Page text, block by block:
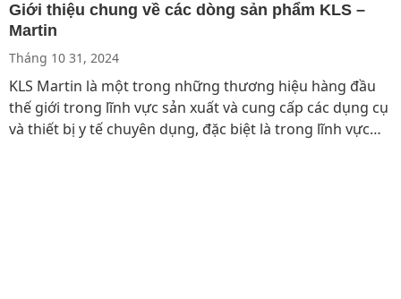
Giới thiệu chung về các dòng sản phẩm KLS –
Martin
Tháng 10 31, 2024
KLS Martin là một trong những thương hiệu hàng đầu
thế giới trong lĩnh vực sản xuất và cung cấp các dụng cụ
và thiết bị y tế chuyên dụng, đặc biệt là trong lĩnh vực